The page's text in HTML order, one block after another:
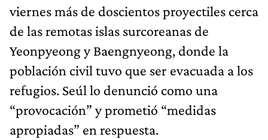
viernes más de doscientos proyectiles cerca
de las remotas islas surcoreanas de
Yeonpyeong y Baengnyeong, donde la
población civil tuvo que ser evacuada a los
refugios. Seúl lo denunció como una
“provocación” y prometió “medidas
apropiadas” en respuesta.